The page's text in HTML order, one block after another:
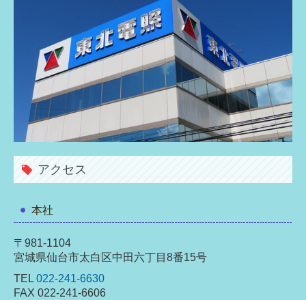
アクセス
本社
〒981-1104
宮城県仙台市太白区中田六丁目8番15号
TEL022-241-6630
FAX 022-241-6606